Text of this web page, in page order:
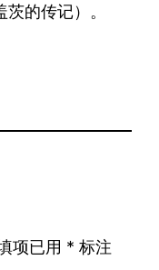
的传记）。
项已用 * 标注